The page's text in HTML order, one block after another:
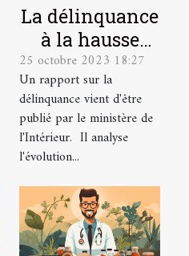
La délinquance
à la hausse
depuis le
déconfinement
25 octobre 2023 18:27
Un rapport sur la
délinquance vient d'être
publié par le ministère de
l'Intérieur. Il analyse
l'évolution...